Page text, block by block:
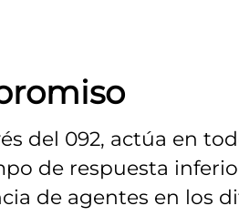
del 092, actúa en
de respuesta
de agentes en los